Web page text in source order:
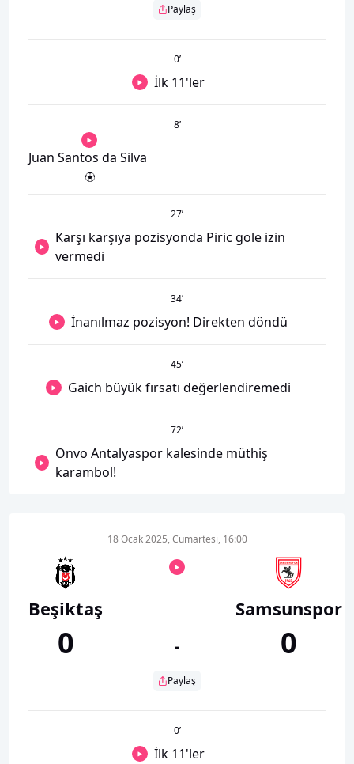
Paylaş
0’
İlk 11'ler
8’
Juan Santos da Silva
27’
Karşı karşıya pozisyonda Piric gole izin
vermedi
34’
İnanılmaz pozisyon! Direkten döndü
45’
Gaich büyük fırsatı değerlendiremedi
72’
Onvo Antalyaspor kalesinde müthiş
karambol!
Beşiktaş
0
18 Ocak 2025, Cumartesi, 16:00
-
Paylaş
Samsunspor
0
0’
İlk 11'ler